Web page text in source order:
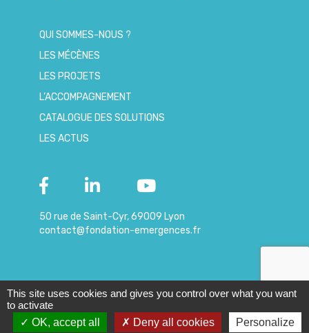
Contactez-nous !
QUI SOMMES-NOUS ?
LES MÉCÈNES
LES PROJETS
L’ACCOMPAGNEMENT
CATALOGUE DES SOLUTIONS
LES ACTUS
50 rue de Saint-Cyr, 69009 Lyon
contact@fondation-emergences.fr
© 2019 – Copyright
Emergences
|
Mentions
légales
-
Données
personnelles
This site uses cookies and gives you control over what you want
to activate
OK, accept all
Deny all cookies Personalize